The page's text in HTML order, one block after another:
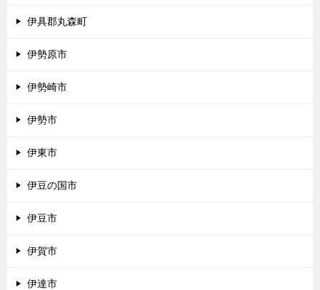
伊具郡丸森町
伊勢原市
伊勢崎市
伊勢市
伊東市
伊豆の国市
伊豆市
伊賀市
伊達市